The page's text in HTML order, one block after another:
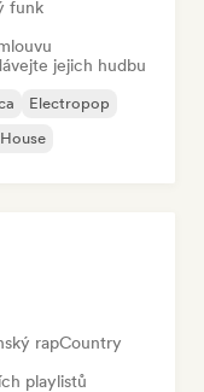
funk
jejich hudbu
Electropop
rapCountry
playlistů